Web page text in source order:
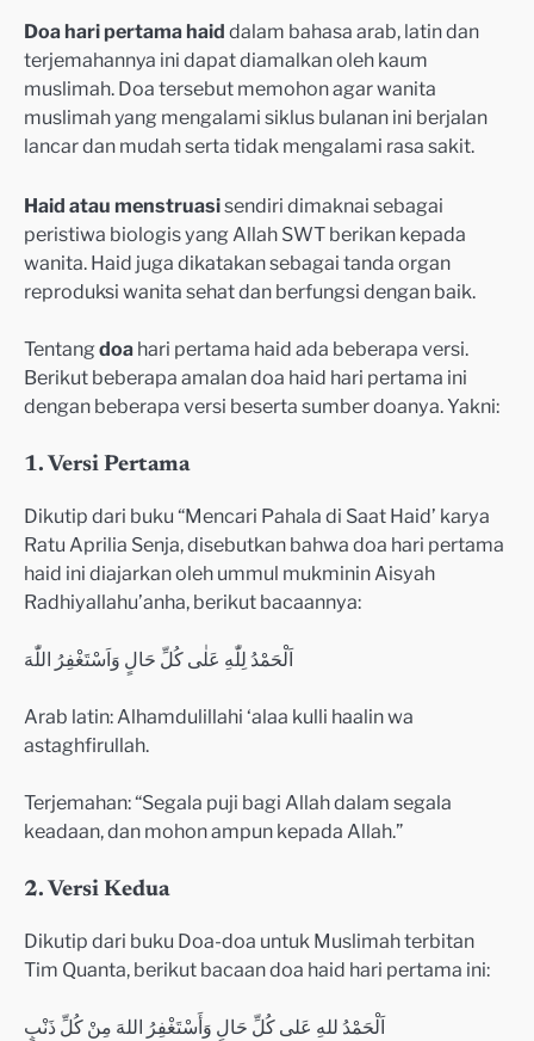
Doa hari pertama haid dalam bahasa arab, latin dan
terjemahannya ini dapat diamalkan oleh kaum
muslimah. Doa tersebut memohon agar wanita
muslimah yang mengalami siklus bulanan ini berjalan
lancar dan mudah serta tidak mengalami rasa sakit.
Haid atau menstruasisendiri dimaknai sebagai
peristiwa biologis yang Allah SWT berikan kepada
wanita. Haid juga dikatakan sebagai tanda organ
reproduksi wanita sehat dan berfungsi dengan baik.
Tentangdoa hari pertama haid ada beberapa versi.
Berikut beberapa amalan doa haid hari pertama ini
dengan beberapa versi beserta sumber doanya. Yakni:
1. Versi Pertama
Dikutip dari buku “Mencari Pahala di Saat Haid’ karya
Ratu Aprilia Senja, disebutkan bahwa doa hari pertama
haid ini diajarkan oleh ummul mukminin Aisyah
Radhiyallahu’anha, berikut bacaannya:
اَلْحَمْدُ لِلّٰهِ عَلٰى كُلِّ حَالٍ وَاَسْتَغْفِرُ اللّٰهَ
Arab latin: Alhamdulillahi ‘alaa kulli haalin wa
astaghfirullah.
Terjemahan: “Segala puji bagi Allah dalam segala
keadaan, dan mohon ampun kepada Allah.”
2. Versi Kedua
Dikutip dari buku Doa-doa untuk Muslimah terbitan
Tim Quanta, berikut bacaan doa haid hari pertama ini:
اَلْحَمْدُ للهِ عَلى كُلِّ حَالٍ وَأَسْتَغْفِرُ اللهَ مِنْ كُلِّ ذَنْبٍ